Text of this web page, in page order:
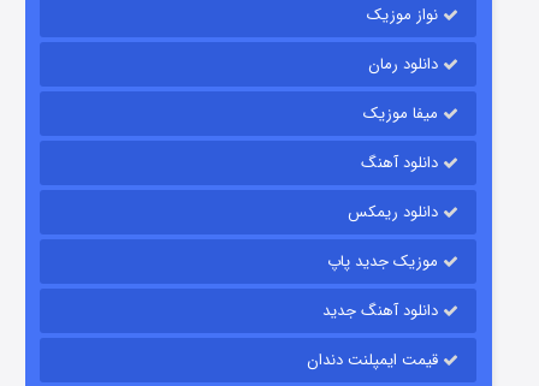
قسمت۱۵ (دوبله) منتشر شد
نواز موزیک
دانلود رمان
میفا موزیک
دانلود آهنگ
دانلود ریمکس
موزیک جدید پاپ
دانلود آهنگ جدید
قیمت ایمپلنت دندان